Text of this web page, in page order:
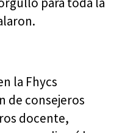
la Fhycs
de consejeros
docente,